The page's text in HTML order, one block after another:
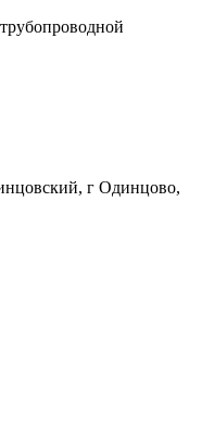
г Одинцово,